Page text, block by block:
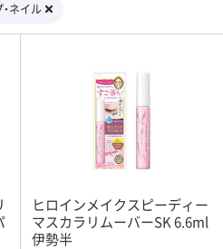
ネイル
ヒロインメイクスピーディー
マスカラリムーバーSK 6.6ml
伊勢半